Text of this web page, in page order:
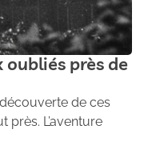
près de
de ces
près. L’aventure